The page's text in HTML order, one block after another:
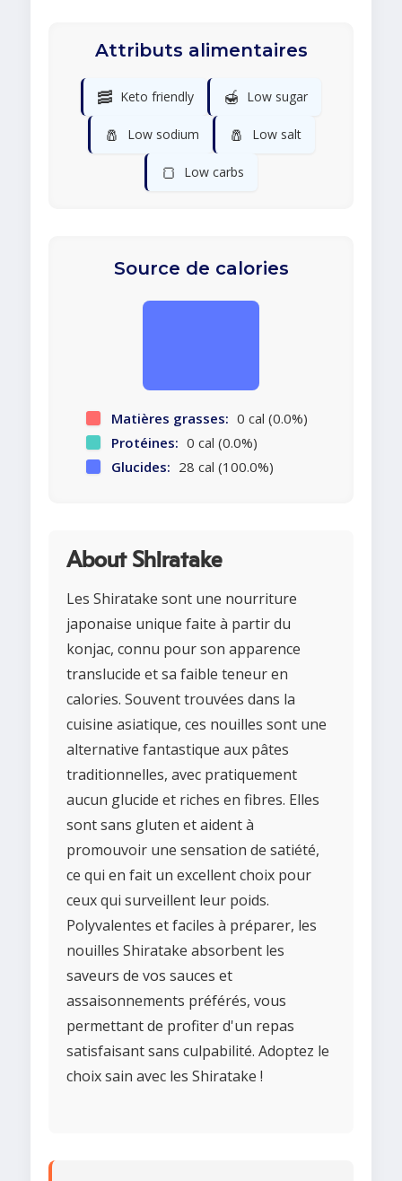
Attributs alimentaires
🥓 Keto friendly 🍯 Low sugar
🧂 Low sodium 🧂 Low salt
🍞 Low carbs
Source de calories
Matières grasses: 0 cal (0.0%)
Protéines: 0 cal (0.0%)
Glucides: 28 cal (100.0%)
About Shiratake
Les Shiratake sont une nourriture
japonaise unique faite à partir du
konjac, connu pour son apparence
translucide et sa faible teneur en
calories. Souvent trouvées dans la
cuisine asiatique, ces nouilles sont une
alternative fantastique aux pâtes
traditionnelles, avec pratiquement
aucun glucide et riches en fibres. Elles
sont sans gluten et aident à
promouvoir une sensation de satiété,
ce qui en fait un excellent choix pour
ceux qui surveillent leur poids.
Polyvalentes et faciles à préparer, les
nouilles Shiratake absorbent les
saveurs de vos sauces et
assaisonnements préférés, vous
permettant de profiter d'un repas
satisfaisant sans culpabilité. Adoptez le
choix sain avec les Shiratake !